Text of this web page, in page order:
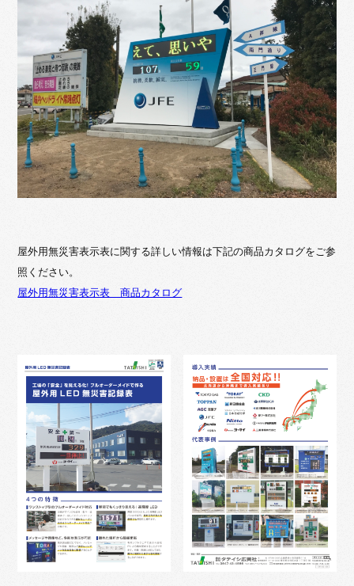
屋外用無災害表示表に関する詳しい情報は下記の商品カタログをご参
照ください。
屋外用無災害表示表 商品カタログ